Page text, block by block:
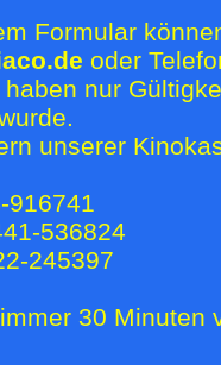
Formular
oder
nur
unserer
916741
536824
245397
30 Minuten